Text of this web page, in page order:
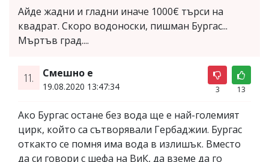
Айде жадни и гладни иначе 1000€ търси на
квадрат. Скоро водоноски, пишман Бургас...
Мъртъв град....
11. Смешно е
19.08.2020 13:47:34 3 13
Ако Бургас остане без вода ще е най-големият
цирк, който са сътворявали Гербаджии. Бургас
откакто се помня има вода в излишък. Вместо
да си говори с шефа на ВиК, да вземе да го